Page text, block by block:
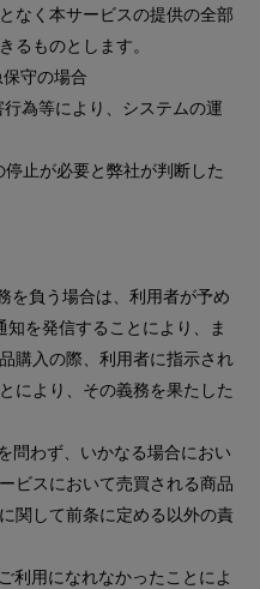
なく本サービスの提供の全部
るものとします。
守の場合
為等により、システムの運
止が必要と弊社が判断した
を負う場合は、利用者が予め
を発信することにより、ま
購入の際、利用者に指示され
により、その義務を果たした
問わず、いかなる場合におい
ビスにおいて売買される商品
関して前条に定める以外の責
利用になれなかったことによ